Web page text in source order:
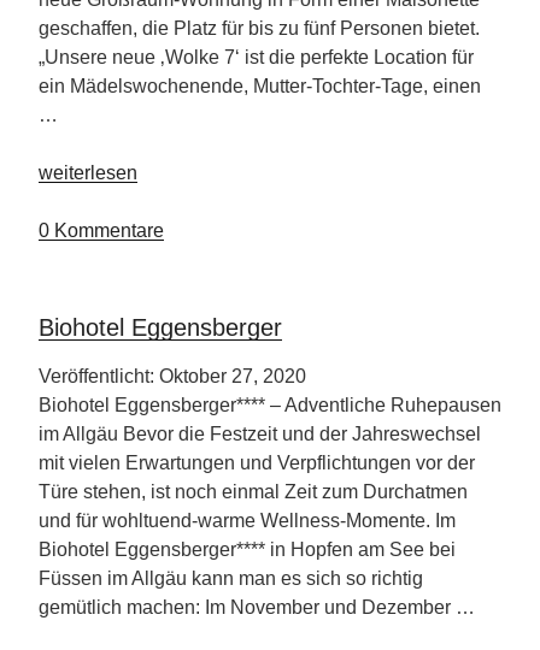
geschaffen, die Platz für bis zu fünf Personen bietet.
„Unsere neue ‚Wolke 7‘ ist die perfekte Location für
ein Mädelswochenende, Mutter-Tochter-Tage, einen
…
„Wellness-
Wolke
weiterlesen
0 Kommentare
Biohotel Eggensberger
Veröffentlicht: Oktober 27, 2020
Biohotel Eggensberger**** – Adventliche Ruhepausen
im Allgäu Bevor die Festzeit und der Jahreswechsel
mit vielen Erwartungen und Verpflichtungen vor der
Türe stehen, ist noch einmal Zeit zum Durchatmen
und für wohltuend-warme Wellness-Momente. Im
Biohotel Eggensberger**** in Hopfen am See bei
Füssen im Allgäu kann man es sich so richtig
gemütlich machen: Im November und Dezember …